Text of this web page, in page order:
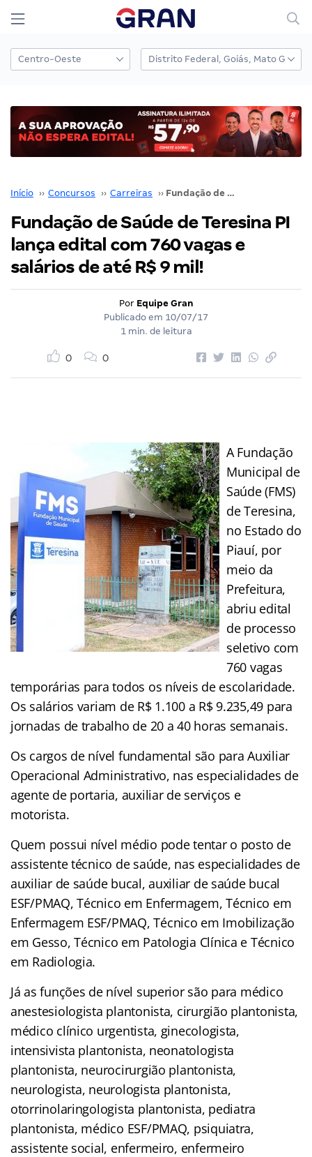
Início ›› Concursos ›› Carreiras ›› Fundação de Saúde de Teresina PI lança edital com 760 vagas e salários de até R$ 9 mil!
Fundação de Saúde de Teresina PI
lança edital com 760 vagas e
salários de até R$ 9 mil!
Por Equipe Gran
Publicado em 10/07/17
1 min. de leitura
0 0
A Fundação
Municipal de
Saúde (FMS)
de Teresina,
no Estado do
Piauí, por
meio da
Prefeitura,
abriu edital
de processo
seletivo com
760 vagas
temporárias para todos os níveis de escolaridade.
Os salários variam de R$ 1.100 a R$ 9.235,49 para
jornadas de trabalho de 20 a 40 horas semanais.
Os cargos de nível fundamental são para Auxiliar
Operacional Administrativo, nas especialidades de
agente de portaria, auxiliar de serviços e
motorista.
Quem possui nível médio pode tentar o posto de
assistente técnico de saúde, nas especialidades de
auxiliar de saúde bucal, auxiliar de saúde bucal
ESF/PMAQ, Técnico em Enfermagem, Técnico em
Enfermagem ESF/PMAQ, Técnico em Imobilização
em Gesso, Técnico em Patologia Clínica e Técnico
em Radiologia.
Já as funções de nível superior são para médico
anestesiologista plantonista, cirurgião plantonista,
médico clínico urgentista, ginecologista,
intensivista plantonista, neonatologista
plantonista, neurocirurgião plantonista,
neurologista, neurologista plantonista,
otorrinolaringologista plantonista, pediatra
plantonista, médico ESF/PMAQ, psiquiatra,
assistente social, enfermeiro, enfermeiro